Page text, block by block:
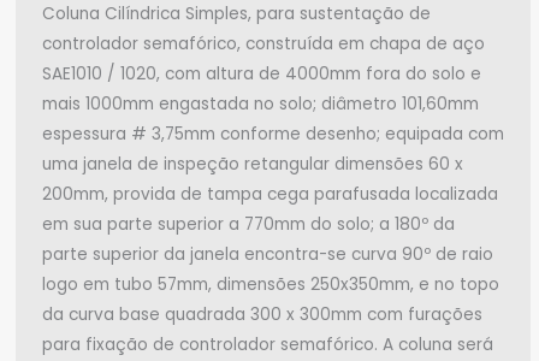
Coluna Cilíndrica Simples, para sustentação de
controlador semafórico, construída em chapa de aço
SAE1010 / 1020, com altura de 4000mm fora do solo e
mais 1000mm engastada no solo; diâmetro 101,60mm
espessura # 3,75mm conforme desenho; equipada com
uma janela de inspeção retangular dimensões 60 x
200mm, provida de tampa cega parafusada localizada
em sua parte superior a 770mm do solo; a 180º da
parte superior da janela encontra-se curva 90º de raio
logo em tubo 57mm, dimensões 250x350mm, e no topo
da curva base quadrada 300 x 300mm com furações
para fixação de controlador semafórico. A coluna será